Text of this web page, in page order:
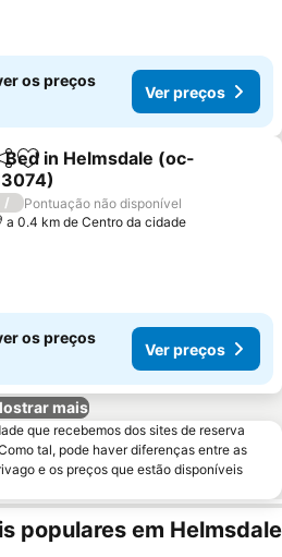
os preços
Ver preços
Adicionar aos favoritos
Bed in Helmsdale (oc-
/
Pontuação não disponível
a 0.4 km de Centro da cidade
os preços
Ver preços
mais
que recebemos dos sites de reserva
tal, pode haver diferenças entre as
e os preços que estão disponíveis
populares em Helmsdale